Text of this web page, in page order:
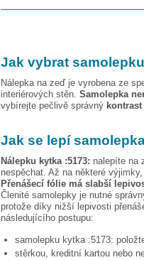
Jak vybrat
Nálepka na zeď je vyrobena ze
interiérových stěn. Samolepka
vybírejte pečlivě správný
Jak se lepí
Nálepku kytka :5173: nalepíte na
nespěchat. Až na některé
Přenášecí fólie má slabší
Členité samolepky je nutné
protože díky nižší lepivosti
následujícího postupu:
samolepku kytka :5173:
stěrkou, kreditní kartou nebo